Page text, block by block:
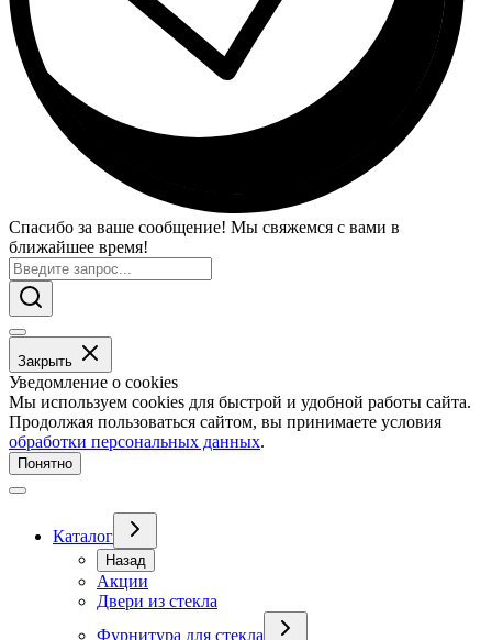
Спасибо за ваше сообщение! Мы свяжемся с вами в
ближайшее время!
Закрыть
Уведомление о cookies
Мы используем cookies для быстрой и удобной работы сайта.
Продолжая пользоваться сайтом, вы принимаете условия
обработки персональных данных.
Понятно
Каталог
Назад
Акции
Двери из стекла
Фурнитура для стекла